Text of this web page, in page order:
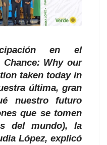
en el
Why our
taken today in
última, gran
nuestro futuro
que se tomen
del mundo), la
López, explicó